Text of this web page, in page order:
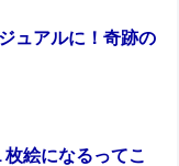
ュアルに！奇跡の
絵になるってこ